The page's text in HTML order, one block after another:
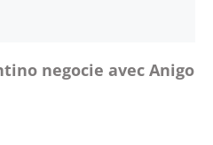
negocie avec Anigo